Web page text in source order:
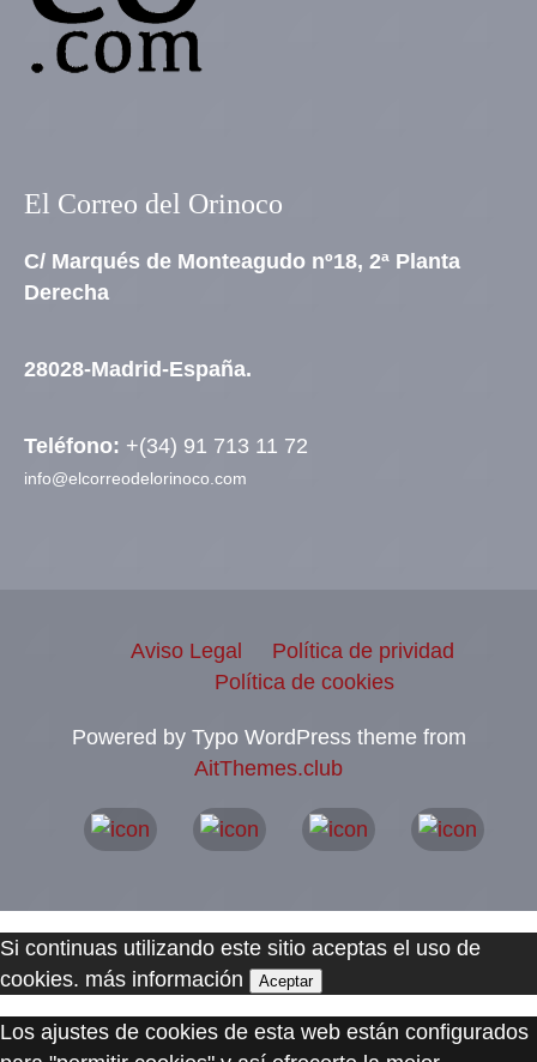
El Correo del Orinoco
C/ Marqués de Monteagudo nº18, 2ª Planta
Derecha
28028-Madrid-España.
Teléfono: +(34) 91 713 11 72
info@elcorreodelorinoco.com
Aviso Legal
Política de prividad
Política de cookies
Powered by Typo WordPress theme from
AitThemes.club
Si continuas utilizando este sitio aceptas el uso de
cookies. más información Aceptar
Los ajustes de cookies de esta web están configurados